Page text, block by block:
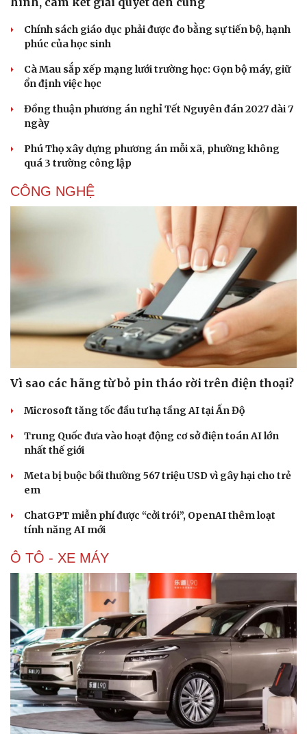
Văn hóa
Sân khấu - Điện ảnh
Âm nhạc
Di sản
Giải trí
Nghệ sĩ
Thời trang
Sao Việt
Chính sách giáo dục phải được đo bằng sự tiến bộ, hạnh
phúc của học sinh
Cà Mau sắp xếp mạng lưới trường học: Gọn bộ máy, giữ
ổn định việc học
Đồng thuận phương án nghỉ Tết Nguyên đán 2027 dài 7
ngày
Phú Thọ xây dựng phương án mỗi xã, phường không
quá 3 trường công lập
CÔNG NGHỆ
Vì sao các hãng từ bỏ pin tháo rời trên điện thoại?
Microsoft tăng tốc đầu tư hạ tầng AI tại Ấn Độ
Trung Quốc đưa vào hoạt động cơ sở điện toán AI lớn
nhất thế giới
Meta bị buộc bồi thường 567 triệu USD vì gây hại cho trẻ
em
ChatGPT miễn phí được “cởi trói”, OpenAI thêm loạt
tính năng AI mới
Ô TÔ - XE MÁY